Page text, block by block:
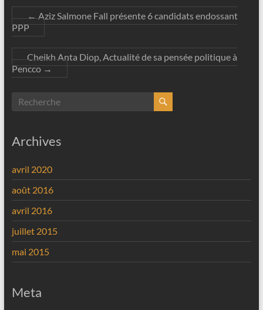
←Aziz Salmone Fall présente 6 candidats endossant
PPP
Cheikh Anta Diop, Actualité de sa pensée politique à
Pencco→
Archives
avril 2020
août 2016
avril 2016
juillet 2015
mai 2015
Meta